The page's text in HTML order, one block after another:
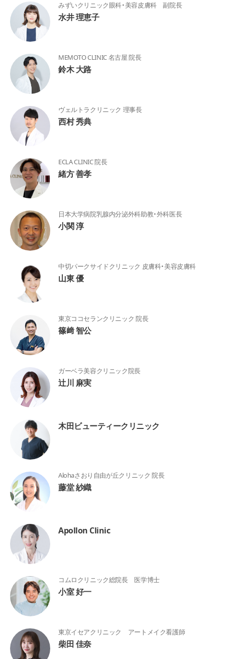
みずいクリニック眼科・美容皮膚科 副院長
水井 理恵子
MEMOTO CLINIC 名古屋 院長
鈴木 大路
ヴェルトラクリニック 理事長
西村 秀典
ECLA CLINIC 院長
緒方 善孝
日本大学病院乳腺内分泌外科助教・外科医長
小関 淳
中切パークサイドクリニック 皮膚科・美容皮膚科
山東 優
東京ココセランクリニック 院長
篠﨑 智公
ガーベラ美容クリニック院長
辻川 麻実
木田ビューティークリニック
Alohaさおり自由が丘クリニック 院長
藤堂 紗織
Apollon Clinic
コムロクリニック総院長 医学博士
小室 好一
東京イセアクリニック アートメイク看護師
柴田 佳奈